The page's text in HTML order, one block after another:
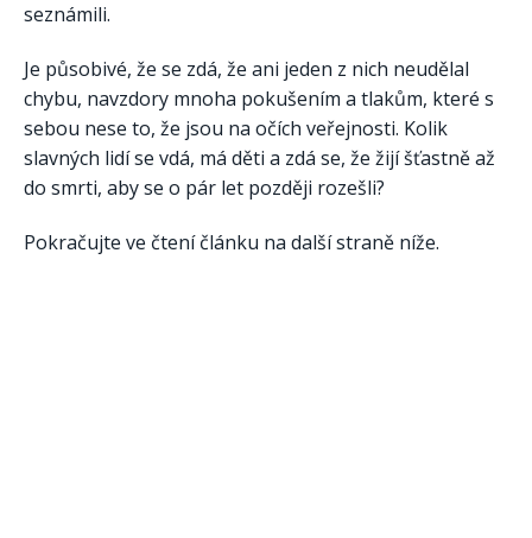
seznámili.
Je působivé, že se zdá, že ani jeden z nich neudělal
chybu, navzdory mnoha pokušením a tlakům, které s
sebou nese to, že jsou na očích veřejnosti. Kolik
slavných lidí se vdá, má děti a zdá se, že žijí šťastně až
do smrti, aby se o pár let později rozešli?
Pokračujte ve čtení článku na další straně níže.